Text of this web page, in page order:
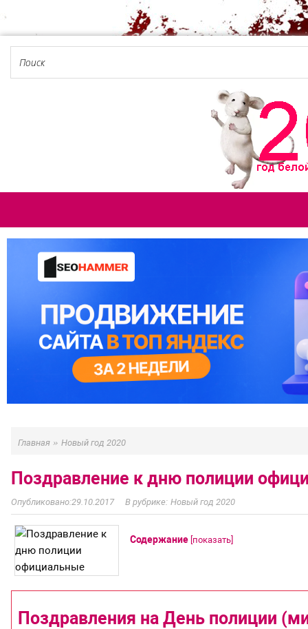
Главная » Новый год 2020
Поздравление к дню полиции
29.10.2017 Новый год 2020
Содержание [показать]
Поздравления на День полиции